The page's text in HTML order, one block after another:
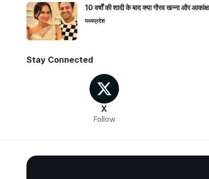
10 वर्षों की शादी के बाद क्या गौरव खन्ना और
मध्यप्रदेश
Stay Connected
X
Follow